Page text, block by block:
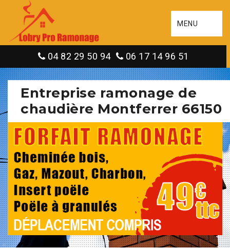
MENU
04 82 29 50 94 06 17 14 96 51
Entreprise ramonage de
chaudière Montferrer 66150